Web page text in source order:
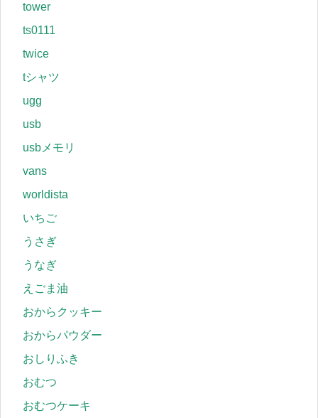
tower
ts0111
twice
tシャツ
ugg
usb
usbメモリ
vans
worldista
いちご
うさぎ
うなぎ
えごま油
おからクッキー
おからパウダー
おしりふき
おむつ
おむつケーキ